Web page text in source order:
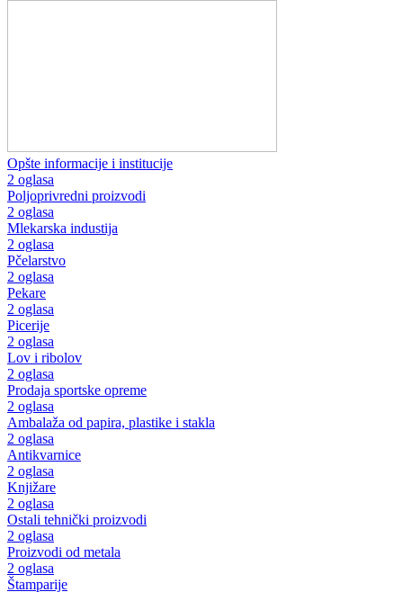
Opšte informacije i institucije
2 oglasa
Poljoprivredni proizvodi
2 oglasa
Mlekarska industija
2 oglasa
Pčelarstvo
2 oglasa
Pekare
2 oglasa
Picerije
2 oglasa
Lov i ribolov
2 oglasa
Prodaja sportske opreme
2 oglasa
Ambalaža od papira, plastike i stakla
2 oglasa
Antikvarnice
2 oglasa
Knjižare
2 oglasa
Ostali tehnički proizvodi
2 oglasa
Proizvodi od metala
2 oglasa
Štamparije